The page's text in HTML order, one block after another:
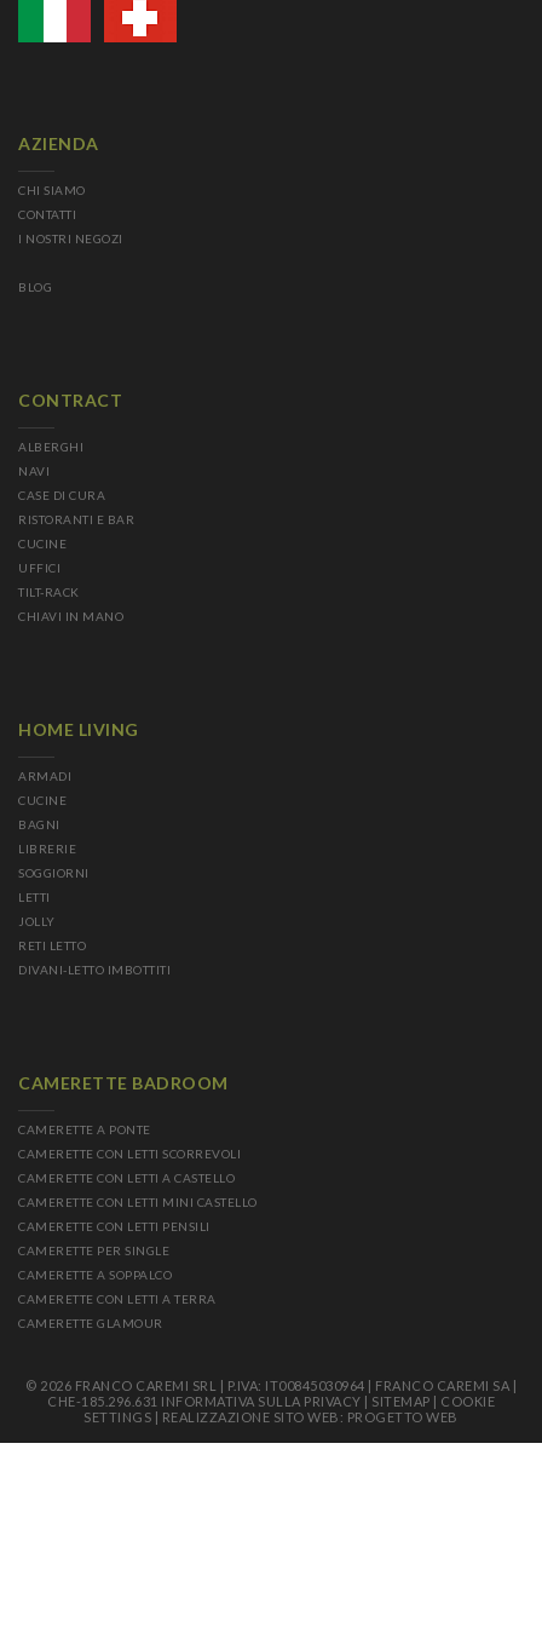
AZIENDA
CHI SIAMO
CONTATTI
I NOSTRI NEGOZI
BLOG
CONTRACT
ALBERGHI
NAVI
CASE DI CURA
RISTORANTI E BAR
CUCINE
UFFICI
TILT-RACK
CHIAVI IN MANO
HOME LIVING
ARMADI
CUCINE
BAGNI
LIBRERIE
SOGGIORNI
LETTI
JOLLY
RETI LETTO
DIVANI-LETTO IMBOTTITI
CAMERETTE BADROOM
CAMERETTE A PONTE
CAMERETTE CON LETTI SCORREVOLI
CAMERETTE CON LETTI A CASTELLO
CAMERETTE CON LETTI MINI CASTELLO
CAMERETTE CON LETTI PENSILI
CAMERETTE PER SINGLE
CAMERETTE A SOPPALCO
CAMERETTE CON LETTI A TERRA
CAMERETTE GLAMOUR
© 2026 FRANCO CAREMI SRL | P.IVA: IT00845030964 | FRANCO CAREMI SA |
CHE-185.296.631 INFORMATIVA SULLA PRIVACY | SITEMAP | COOKIE
SETTINGS | REALIZZAZIONE SITO WEB: PROGETTO WEB